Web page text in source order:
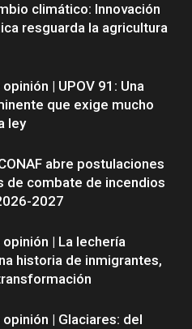
climático: Innovación
resguarda la agricultura
| UPOV 91: Una
que exige mucho
ley
abre postulaciones
de combate de incendios
2027
| La lechería
historia de inmigrantes,
| Glaciares: del